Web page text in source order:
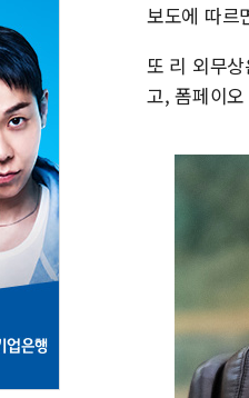
보도에 따르
또 리 외무
고, 폼페이